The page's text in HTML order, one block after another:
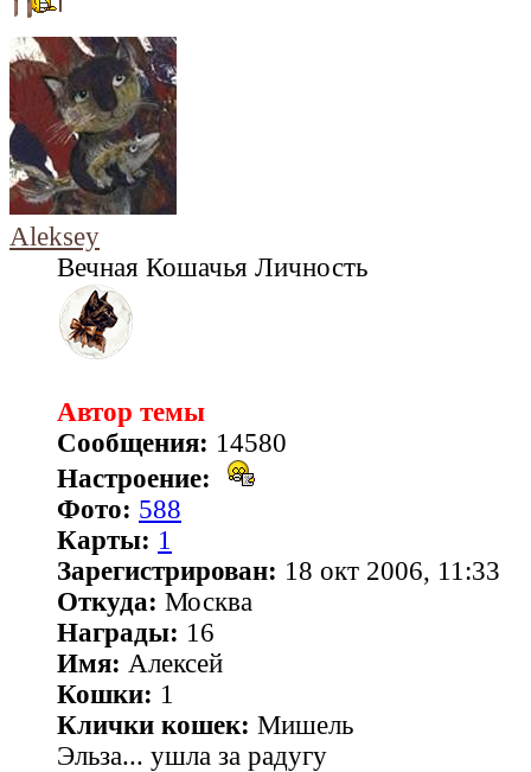
Aleksey
Вечная Кошачья Личность
Автор темы
Сообщения: 14580
Настроение:
Фото: 588
Карты: 1
Зарегистрирован: 18 окт 2006, 11:33
Откуда: Москва
Награды: 16
Имя: Алексей
Кошки: 1
Клички кошек: Мишель
Эльза... ушла за радугу